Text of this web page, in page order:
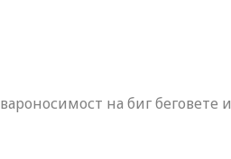
на биг беговете и